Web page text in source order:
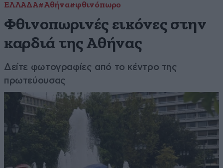
ΕΛΛΑΔΑ#Αθήνα#φθινόπωρο
Φθινοπωρινές εικόνες στην
καρδιά της Αθήνας
Δείτε φωτογραφίες από το κέντρο της
πρωτεύουσας